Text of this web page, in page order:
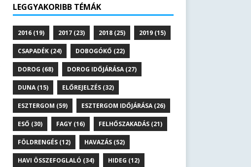
LEGGYAKORIBB TÉMÁK
2016(19) 2017(23) 2018(25) 2019(15)
CSAPADÉK(24) DOBOGÓKŐ (22)
DOROG (68) DOROG IDŐJÁRÁSA(27)
DUNA(15) ELŐREJELZÉS(32)
ESZTERGOM (59) ESZTERGOM IDŐJÁRÁSA(26)
ESŐ (30) FAGY(16) FELHŐSZAKADÁS(21)
FÖLDRENGÉS(12) HAVAZÁS(52)
HAVI ÖSSZEFOGLALÓ (34) HIDEG (12)